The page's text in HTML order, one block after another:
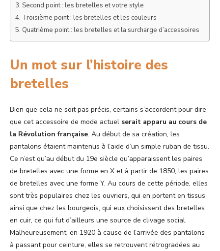
Second point : les bretelles et votre style
Troisième point : les bretelles et les couleurs
Quatrième point : les bretelles et la surcharge d’accessoires
Un mot sur l’histoire des
bretelles
Bien que cela ne soit pas précis, certains s’accordent pour dire
que cet accessoire de mode actuel serait apparu au cours de
la Révolution française. Au début de sa création, les
pantalons étaient maintenus à l’aide d’un simple ruban de tissu.
Ce n’est qu’au début du 19e siècle qu’apparaissent les paires
de bretelles avec une forme en X et à partir de 1850, les paires
de bretelles avec une forme Y. Au cours de cette période, elles
sont très populaires chez les ouvriers, qui en portent en tissus
ainsi que chez les bourgeois, qui eux choisissent des bretelles
en cuir, ce qui fut d’ailleurs une source de clivage social.
Malheureusement, en 1920 à cause de l’arrivée des pantalons
à passant pour ceinture, elles se retrouvent rétrogradées au